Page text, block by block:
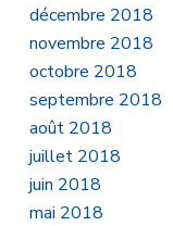
décembre 2018
novembre 2018
octobre 2018
septembre 2018
août 2018
juillet 2018
juin 2018
mai 2018